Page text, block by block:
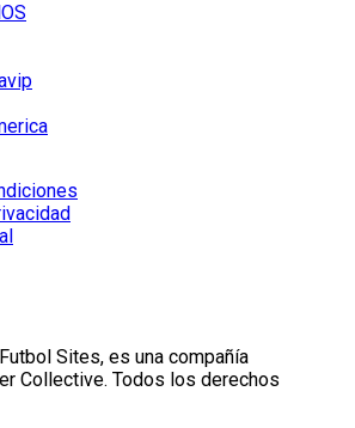
Sites, es una compañía
Collective. Todos los derechos